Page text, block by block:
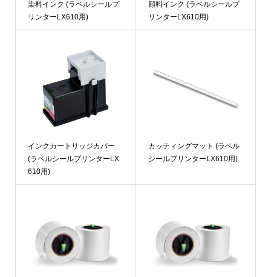
染料インク (ラベルシールプ
リンターLX610用)
顔料インク (ラベルシールプ
リンターLX610用)
インクカートリッジカバー
(ラベルシールプリンターLX
610用)
カッティングマット (ラベル
シールプリンターLX610用)